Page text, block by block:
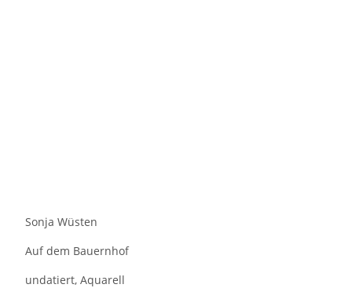
Sonja Wüsten
Auf dem Bauernhof
undatiert, Aquarell